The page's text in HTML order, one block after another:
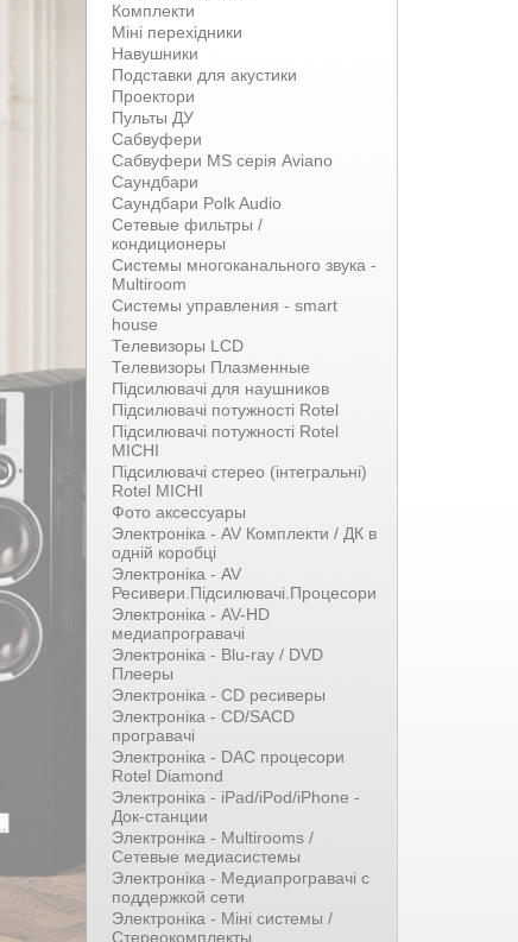
Комплекти
Міні перехідники
Навушники
Подставки для акустики
Проектори
Пульты ДУ
Сабвуфери
Сабвуфери MS серія Aviano
Саундбари
Саундбари Polk Audio
Сетевые фильтры /
кондиционеры
Системы многоканального звука -
Multiroom
Системы управления - smart
house
Телевизоры LCD
Телевизоры Плазменные
Підсилювачі для наушников
Підсилювачі потужності Rotel
Підсилювачі потужності Rotel
MICHI
Підсилювачі стерео (інтегральні)
Rotel MICHI
Фото аксессуары
Электроніка - AV Комплекти / ДК в
одній коробці
Электроніка - AV
Ресивери.Підсилювачі.Процесори
Электроніка - AV-HD
медиапрогравачі
Электроніка - Blu-ray / DVD
Плееры
Электроніка - CD ресиверы
Электроніка - CD/SACD
програвачі
Электроніка - DAC процесори
Rotel Diamond
Электроніка - iPad/iPod/iPhone -
Док-станции
Электроніка - Multirooms /
Сетевые медиасистемы
Электроніка - Медиапрогравачі с
поддержкой сети
Электроніка - Міні системы /
Стереокомплекты